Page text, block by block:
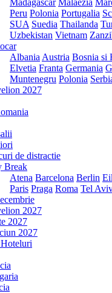
Madagascar Malaezia
Peru Polonia Portugalia
SUA Suedia Thailanda
Uzbekistan Vietnam
Albania Austria Bosnia si
Elvetia Franta Germania
Muntenegru Polonia
2027
de distractie
Break
Atena Barcelona Berlin
Paris Praga Roma Tel
2027
2027
2027